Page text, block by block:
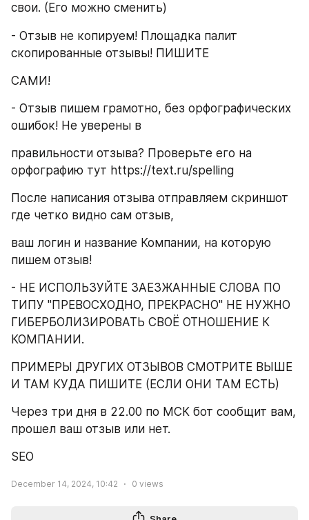
свои. (Его можно сменить)
- Отзыв не копируем! Площадка палит
скопированные отзывы! ПИШИТЕ
САМИ!
- Отзыв пишем грамотно, без орфографических
ошибок! Не уверены в
правильности отзыва? Проверьте его на
орфографию тут https://text.ru/spelling
После написания отзыва отправляем скриншот
где четко видно сам отзыв,
ваш логин и название Компании, на которую
пишем отзыв!
- НЕ ИСПОЛЬЗУЙТЕ ЗАЕЗЖАННЫЕ СЛОВА ПО
ТИПУ "ПРЕВОСХОДНО, ПРЕКРАСНО" НЕ НУЖНО
ГИБЕРБОЛИЗИРОВАТЬ СВОЁ ОТНОШЕНИЕ К
КОМПАНИИ.
ПРИМЕРЫ ДРУГИХ ОТЗЫВОВ СМОТРИТЕ ВЫШЕ
И ТАМ КУДА ПИШИТЕ (ЕСЛИ ОНИ ТАМ ЕСТЬ)
Через три дня в 22.00 по МСК бот сообщит вам,
прошел ваш отзыв или нет.
SEO
December 14, 2024, 10:42 0 views